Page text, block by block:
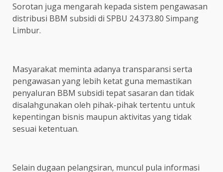
Sorotan juga mengarah kepada sistem pengawasan
distribusi BBM subsidi di SPBU 24.373.80 Simpang
Limbur.
Masyarakat meminta adanya transparansi serta
pengawasan yang lebih ketat guna memastikan
penyaluran BBM subsidi tepat sasaran dan tidak
disalahgunakan oleh pihak-pihak tertentu untuk
kepentingan bisnis maupun aktivitas yang tidak
sesuai ketentuan.
Selain dugaan pelangsiran, muncul pula informasi